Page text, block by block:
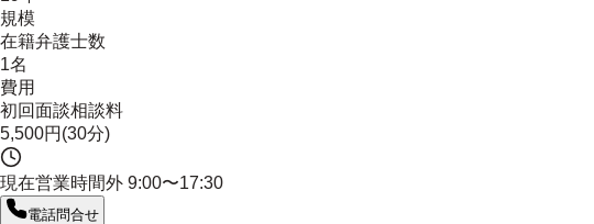
規模
在籍弁護士数
1名
費用
初回面談相談料
5,500円(30分)
現在営業時間外 9:00〜17:30
電話問合せ